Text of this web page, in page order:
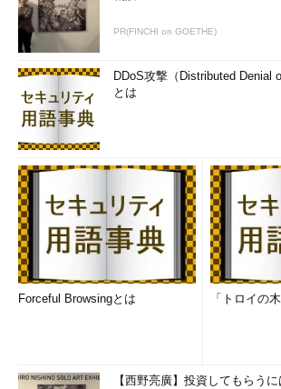
PR(FINCHI on GOETHE)
DDoS攻撃（Distributed Denial
とは
Forceful Browsingとは 「トロイの
【西野亮廣】投資してもらう